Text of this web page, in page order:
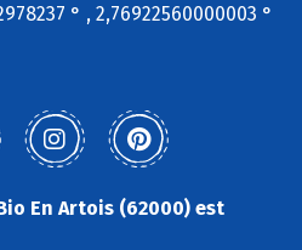
° , 2,76922560000003 °
En Artois (62000) est